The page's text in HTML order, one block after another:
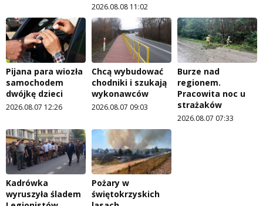
2026.08.08 11:02
Pijana para wiozła
samochodem
dwójkę dzieci
2026.08.07 12:26
Chcą wybudować
chodniki i szukają
wykonawców
2026.08.07 09:03
Burze nad
regionem.
Pracowita noc u
strażaków
2026.08.07 07:33
Kadrówka
wyruszyła śladem
Pożary w
świętokrzyskich